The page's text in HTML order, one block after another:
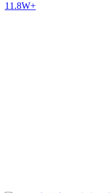
11.8W+